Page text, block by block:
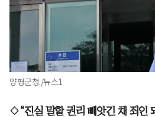
양평군청./뉴스1
◇“진실 말할 권리 빼앗긴 채 죄인